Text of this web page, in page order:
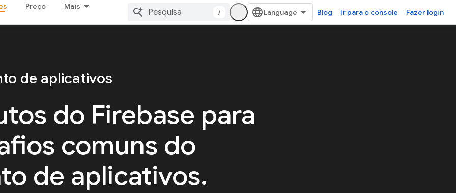
Preço Mais
/ Blog Ir para o console Fazer login
de aplicativos
do Firebase para
comuns do
de aplicativos.